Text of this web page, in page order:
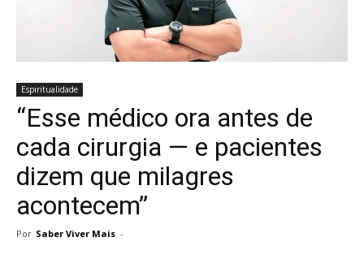
Espiritualidade
“Esse médico ora antes de
cada cirurgia — e pacientes
dizem que milagres
acontecem”
Por Saber Viver Mais -